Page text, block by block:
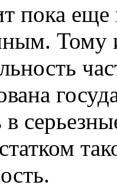
пока еще
Тому
в